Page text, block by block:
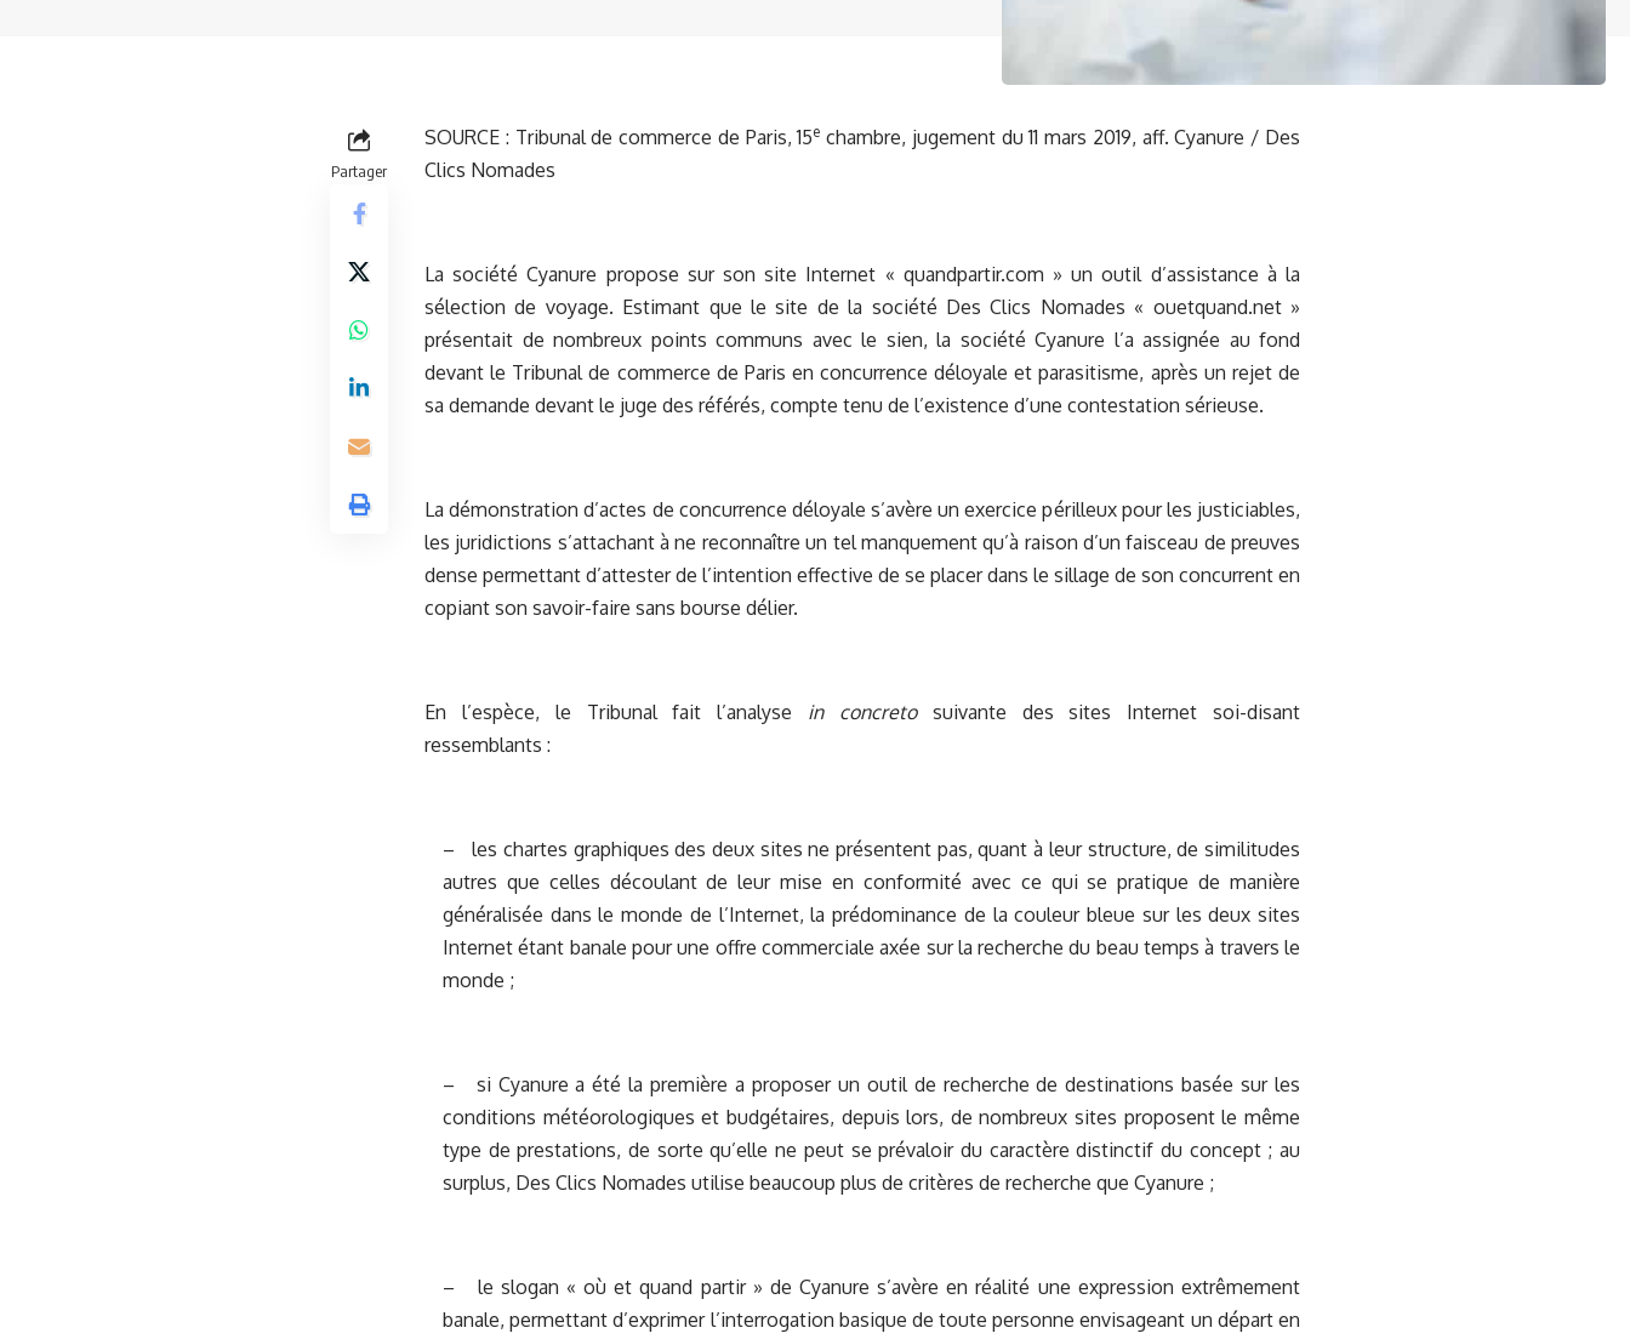
Partager
SOURCE : Tribunal de commerce de Paris, 15e chambre, jugement du 11 mars 2019, aff. Cyanure / Des
Clics Nomades
La société Cyanure propose sur son site Internet « quandpartir.com » un outil d’assistance à la
sélection de voyage. Estimant que le site de la société Des Clics Nomades « ouetquand.net »
présentait de nombreux points communs avec le sien, la société Cyanure l’a assignée au fond
devant le Tribunal de commerce de Paris en concurrence déloyale et parasitisme, après un rejet de
sa demande devant le juge des référés, compte tenu de l’existence d’une contestation sérieuse.
La démonstration d’actes de concurrence déloyale s’avère un exercice périlleux pour les justiciables,
les juridictions s’attachant à ne reconnaître un tel manquement qu’à raison d’un faisceau de preuves
dense permettant d’attester de l’intention effective de se placer dans le sillage de son concurrent en
copiant son savoir-faire sans bourse délier.
En l’espèce, le Tribunal fait l’analyse in concretosuivante des sites Internet soi-disant
ressemblants :
– les chartes graphiques des deux sites ne présentent pas, quant à leur structure, de similitudes
autres que celles découlant de leur mise en conformité avec ce qui se pratique de manière
généralisée dans le monde de l’Internet, la prédominance de la couleur bleue sur les deux sites
Internet étant banale pour une offre commerciale axée sur la recherche du beau temps à travers le
monde ;
– si Cyanure a été la première a proposer un outil de recherche de destinations basée sur les
conditions météorologiques et budgétaires, depuis lors, de nombreux sites proposent le même
type de prestations, de sorte qu’elle ne peut se prévaloir du caractère distinctif du concept ; au
surplus, Des Clics Nomades utilise beaucoup plus de critères de recherche que Cyanure ;
– le slogan « où et quand partir » de Cyanure s’avère en réalité une expression extrêmement
banale, permettant d’exprimer l’interrogation basique de toute personne envisageant un départ en